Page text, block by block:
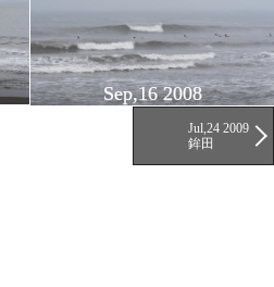
Sep,16 2008
Jul,24 2009
鉾田